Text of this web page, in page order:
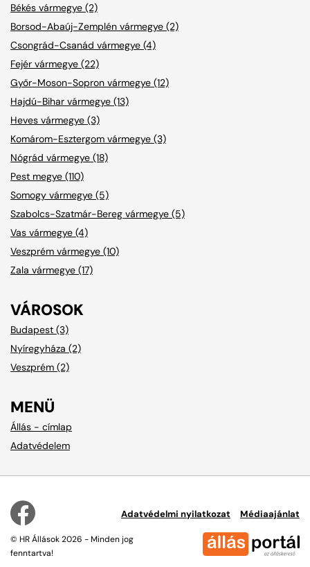
Békés vármegye (2)
Borsod-Abaúj-Zemplén vármegye (2)
Csongrád-Csanád vármegye (4)
Fejér vármegye (22)
Győr-Moson-Sopron vármegye (12)
Hajdú-Bihar vármegye (13)
Heves vármegye (3)
Komárom-Esztergom vármegye (3)
Nógrád vármegye (18)
Pest megye (110)
Somogy vármegye (5)
Szabolcs-Szatmár-Bereg vármegye (5)
Vas vármegye (4)
Veszprém vármegye (10)
Zala vármegye (17)
VÁROSOK
Budapest (3)
Nyíregyháza (2)
Veszprém (2)
MENÜ
Állás - címlap
Adatvédelem
© HR Állások 2026 - Minden jog
fenntartva!
Adatvédelmi nyilatkozat Médiaajánlat